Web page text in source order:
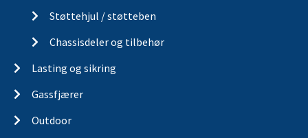
Støttehjul / støtteben
Chassisdeler og tilbehør
Lasting og sikring
Gassfjærer
Outdoor